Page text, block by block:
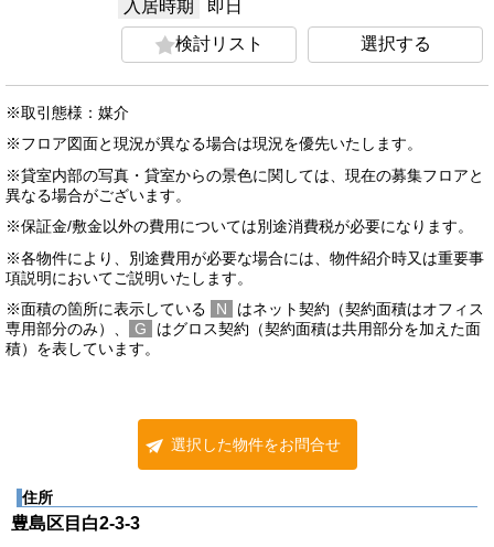
入居時期
即日
検討リスト
選択する
※取引態様：媒介
※フロア図面と現況が異なる場合は現況を優先いたします。
※貸室内部の写真・貸室からの景色に関しては、現在の募集フロアと
異なる場合がございます。
※保証金/敷金以外の費用については別途消費税が必要になります。
※各物件により、別途費用が必要な場合には、物件紹介時又は重要事
項説明においてご説明いたします。
※面積の箇所に表示している
N
はネット契約（契約面積はオフィス
専用部分のみ）、
G
はグロス契約（契約面積は共用部分を加えた面
積）を表しています。
選択した物件をお問合せ
住所
豊島区目白2-3-3